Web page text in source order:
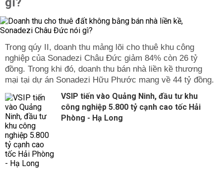
Trong qúy II, doanh thu mảng lõi cho thuê khu công
nghiệp của Sonadezi Châu Đức giảm 84% còn 26 tỷ
đồng. Trong khi đó, doanh thu bán nhà liền kề thương
mại tại dự án Sonadezi Hữu Phước mang về 44 tỷ đồng.
VSIP tiến vào Quảng Ninh, đầu tư khu
công nghiệp 5.800 tỷ cạnh cao tốc Hải
Phòng - Hạ Long